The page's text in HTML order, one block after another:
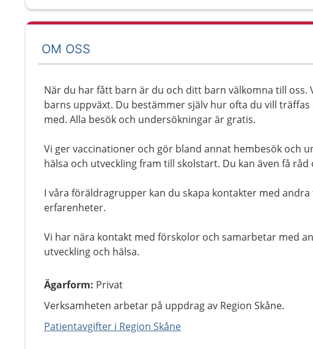
OM OSS
När du har fått barn är du och ditt barn välkomna till oss.
barns uppväxt. Du bestämmer själv hur ofta du vill träffas
med. Alla besök och undersökningar är gratis.
Vi ger vaccinationer och gör bland annat hembesök och
hälsa och utveckling fram till skolstart. Du kan även få
I våra föräldragrupper kan du skapa kontakter med
erfarenheter.
Vi har nära kontakt med förskolor och samarbetar med
utveckling och hälsa.
Ägarform: Privat
Verksamheten arbetar på uppdrag av Region Skåne.
Patientavgifter i Region Skåne